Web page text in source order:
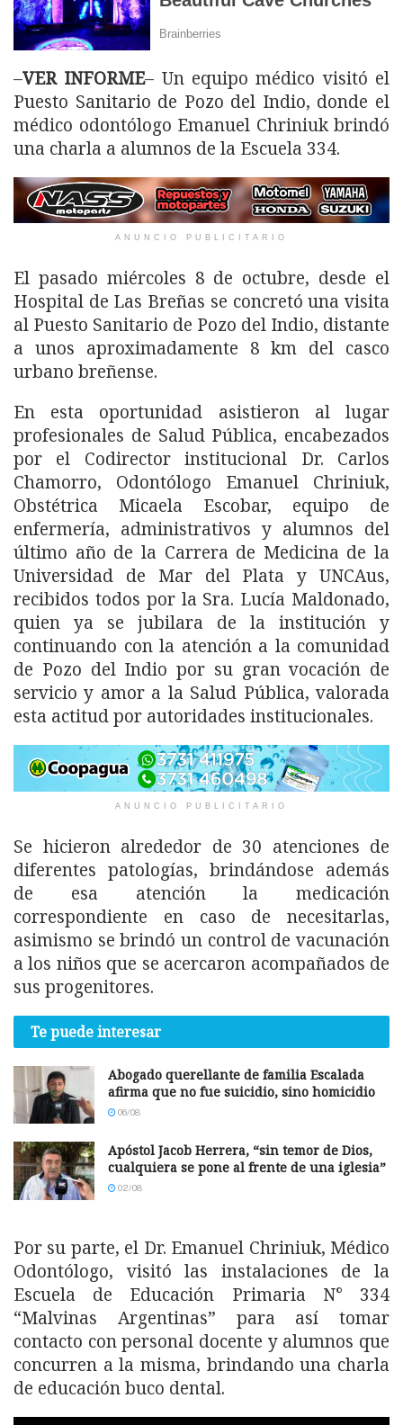
–VER INFORME– Un equipo médico visitó el
Puesto Sanitario de Pozo del Indio, donde el
médico odontólogo Emanuel Chriniuk brindó
una charla a alumnos de la Escuela 334.
ANUNCIO PUBLICITARIO
El pasado miércoles 8 de octubre, desde el
Hospital de Las Breñas se concretó una visita
al Puesto Sanitario de Pozo del Indio, distante
a unos aproximadamente 8 km del casco
urbano breñense.
En esta oportunidad asistieron al lugar
profesionales de Salud Pública, encabezados
por el Codirector institucional Dr. Carlos
Chamorro, Odontólogo Emanuel Chriniuk,
Obstétrica Micaela Escobar, equipo de
enfermería, administrativos y alumnos del
último año de la Carrera de Medicina de la
Universidad de Mar del Plata y UNCAus,
recibidos todos por la Sra. Lucía Maldonado,
quien ya se jubilara de la institución y
continuando con la atención a la comunidad
de Pozo del Indio por su gran vocación de
servicio y amor a la Salud Pública, valorada
esta actitud por autoridades institucionales.
ANUNCIO PUBLICITARIO
Se hicieron alrededor de 30 atenciones de
diferentes patologías, brindándose además
de esa atención la medicación
correspondiente en caso de necesitarlas,
asimismo se brindó un control de vacunación
a los niños que se acercaron acompañados de
sus progenitores.
Te puede interesar
Abogado querellante de familia Escalada
afirma que no fue suicidio, sino homicidio
06/08
Apóstol Jacob Herrera, “sin temor de Dios,
cualquiera se pone al frente de una iglesia”
02/08
Por su parte, el Dr. Emanuel Chriniuk, Médico
Odontólogo, visitó las instalaciones de la
Escuela de Educación Primaria N° 334
“Malvinas Argentinas” para así tomar
contacto con personal docente y alumnos que
concurren a la misma, brindando una charla
de educación buco dental.